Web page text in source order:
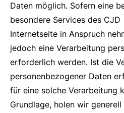
Daten möglich. Sofern eine
besondere Services des
Internetseite in Anspruch
jedoch eine Verarbeitung
erforderlich werden. Ist die
personenbezogener Daten
für eine solche Verarbeitung
Grundlage, holen wir